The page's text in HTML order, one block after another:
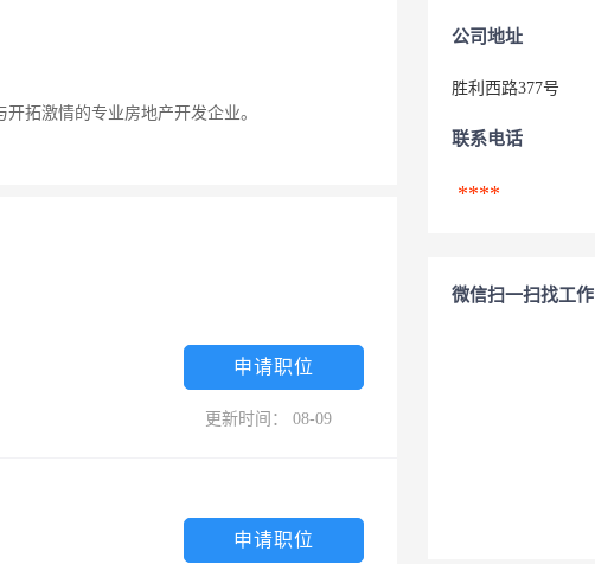
拓激情的专业房地产开发企业。
申请职位
更新时间： 08-09
申请职位
公司地址
胜利西路377号
联系电话
****
微信扫一扫找工作